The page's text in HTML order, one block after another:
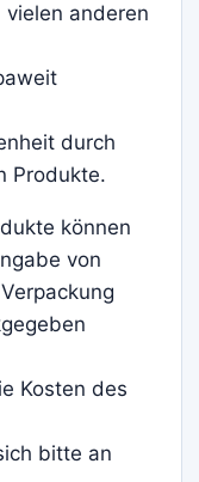
vielen anderen
durch
Produkte.
können
von
Kosten des
bitte an